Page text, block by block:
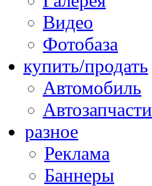
Видео
Фотобаза
купить/продать
Автомобиль
Автозапчасти
разное
Реклама
Баннеры